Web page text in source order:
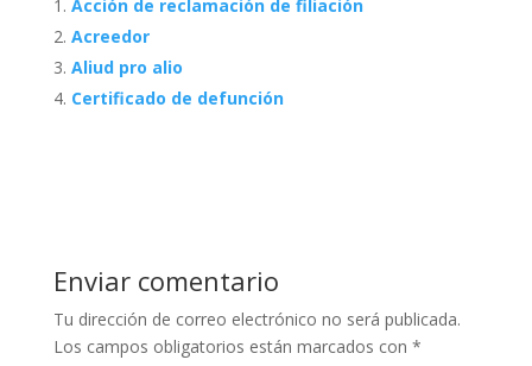
Acción de reclamación de filiación
Acreedor
Aliud pro alio
Certificado de defunción
Enviar comentario
Tu dirección de correo electrónico no será publicada.
Los campos obligatorios están marcados con *